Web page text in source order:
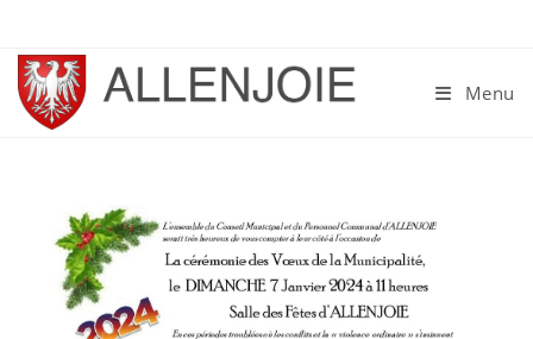
content
Menu